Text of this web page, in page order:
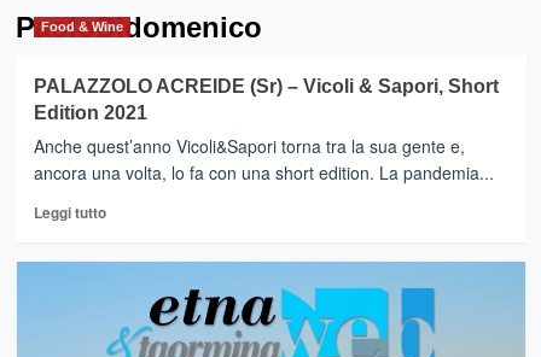
PaoloDidomenico
Food & Wine
PALAZZOLO ACREIDE (Sr) – Vicoli & Sapori, Short
Edition 2021
Anche quest’anno Vicoli&Sapori torna tra la sua gente e,
ancora una volta, lo fa con una short edition. La pandemia...
Leggi tuttoLeggi
PALAZZOLO
ACREIDE
(Sr)